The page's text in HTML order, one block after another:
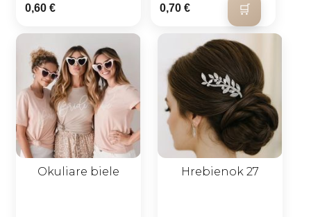
0,60 € 0,70 €
Okuliare biele Hrebienok 27